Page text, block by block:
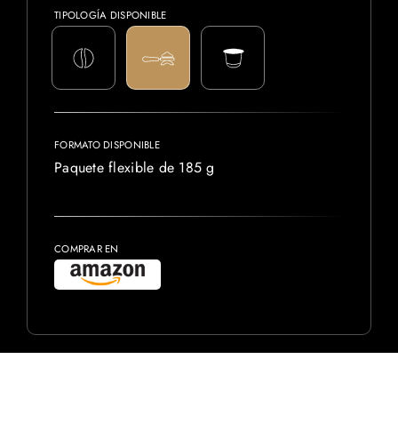
TIPOLOGÍA DISPONIBLE
FORMATO DISPONIBLE
Paquete flexible de 185 g
COMPRAR EN